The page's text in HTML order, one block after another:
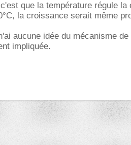
que la température régule la
la croissance serait même
aucune idée du mécanisme
impliquée.